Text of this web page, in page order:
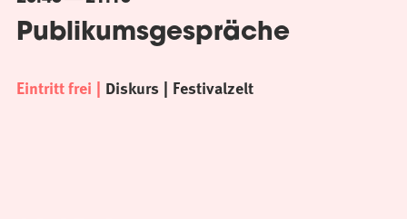
Publikumsgespräche
Eintritt frei Diskurs Festivalzelt